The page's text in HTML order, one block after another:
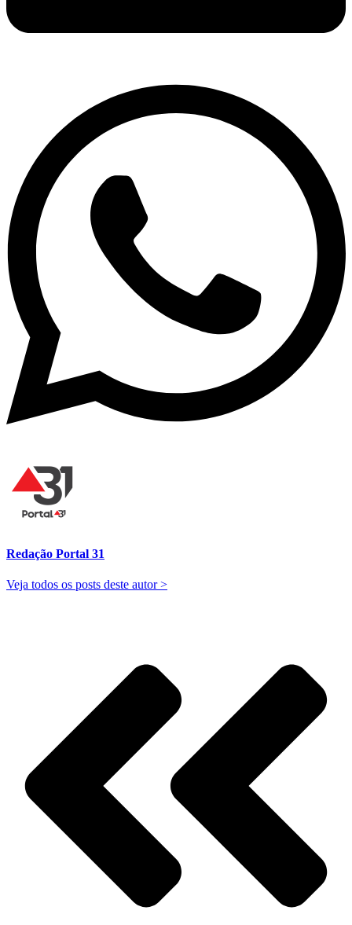
Redação Portal 31
Veja todos os posts deste autor >